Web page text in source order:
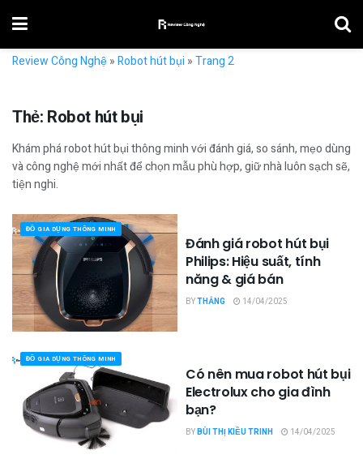
Review Công Nghệ»Robot hút bụi »Trang 2
Thẻ: Robot hút bụi
Khám phá robot hút bụi thông minh với đánh giá, so sánh, mẹo dùng
và công nghệ mới nhất để chọn mẫu phù hợp, giữ nhà luôn sạch sẽ,
tiện nghi.
ĐỒ GIA DỤNG THÔNG MINH
Đánh giá robot hút bụi
Philips: Hiệu suất, tính
năng & giá bán
BYTHẮNG 14/04/2025
ĐỒ GIA DỤNG THÔNG MINH
Có nên mua robot hút bụi
Electrolux cho gia đình
bạn?
BYBÙI THỊ KIỀU TRINH 14/04/2025